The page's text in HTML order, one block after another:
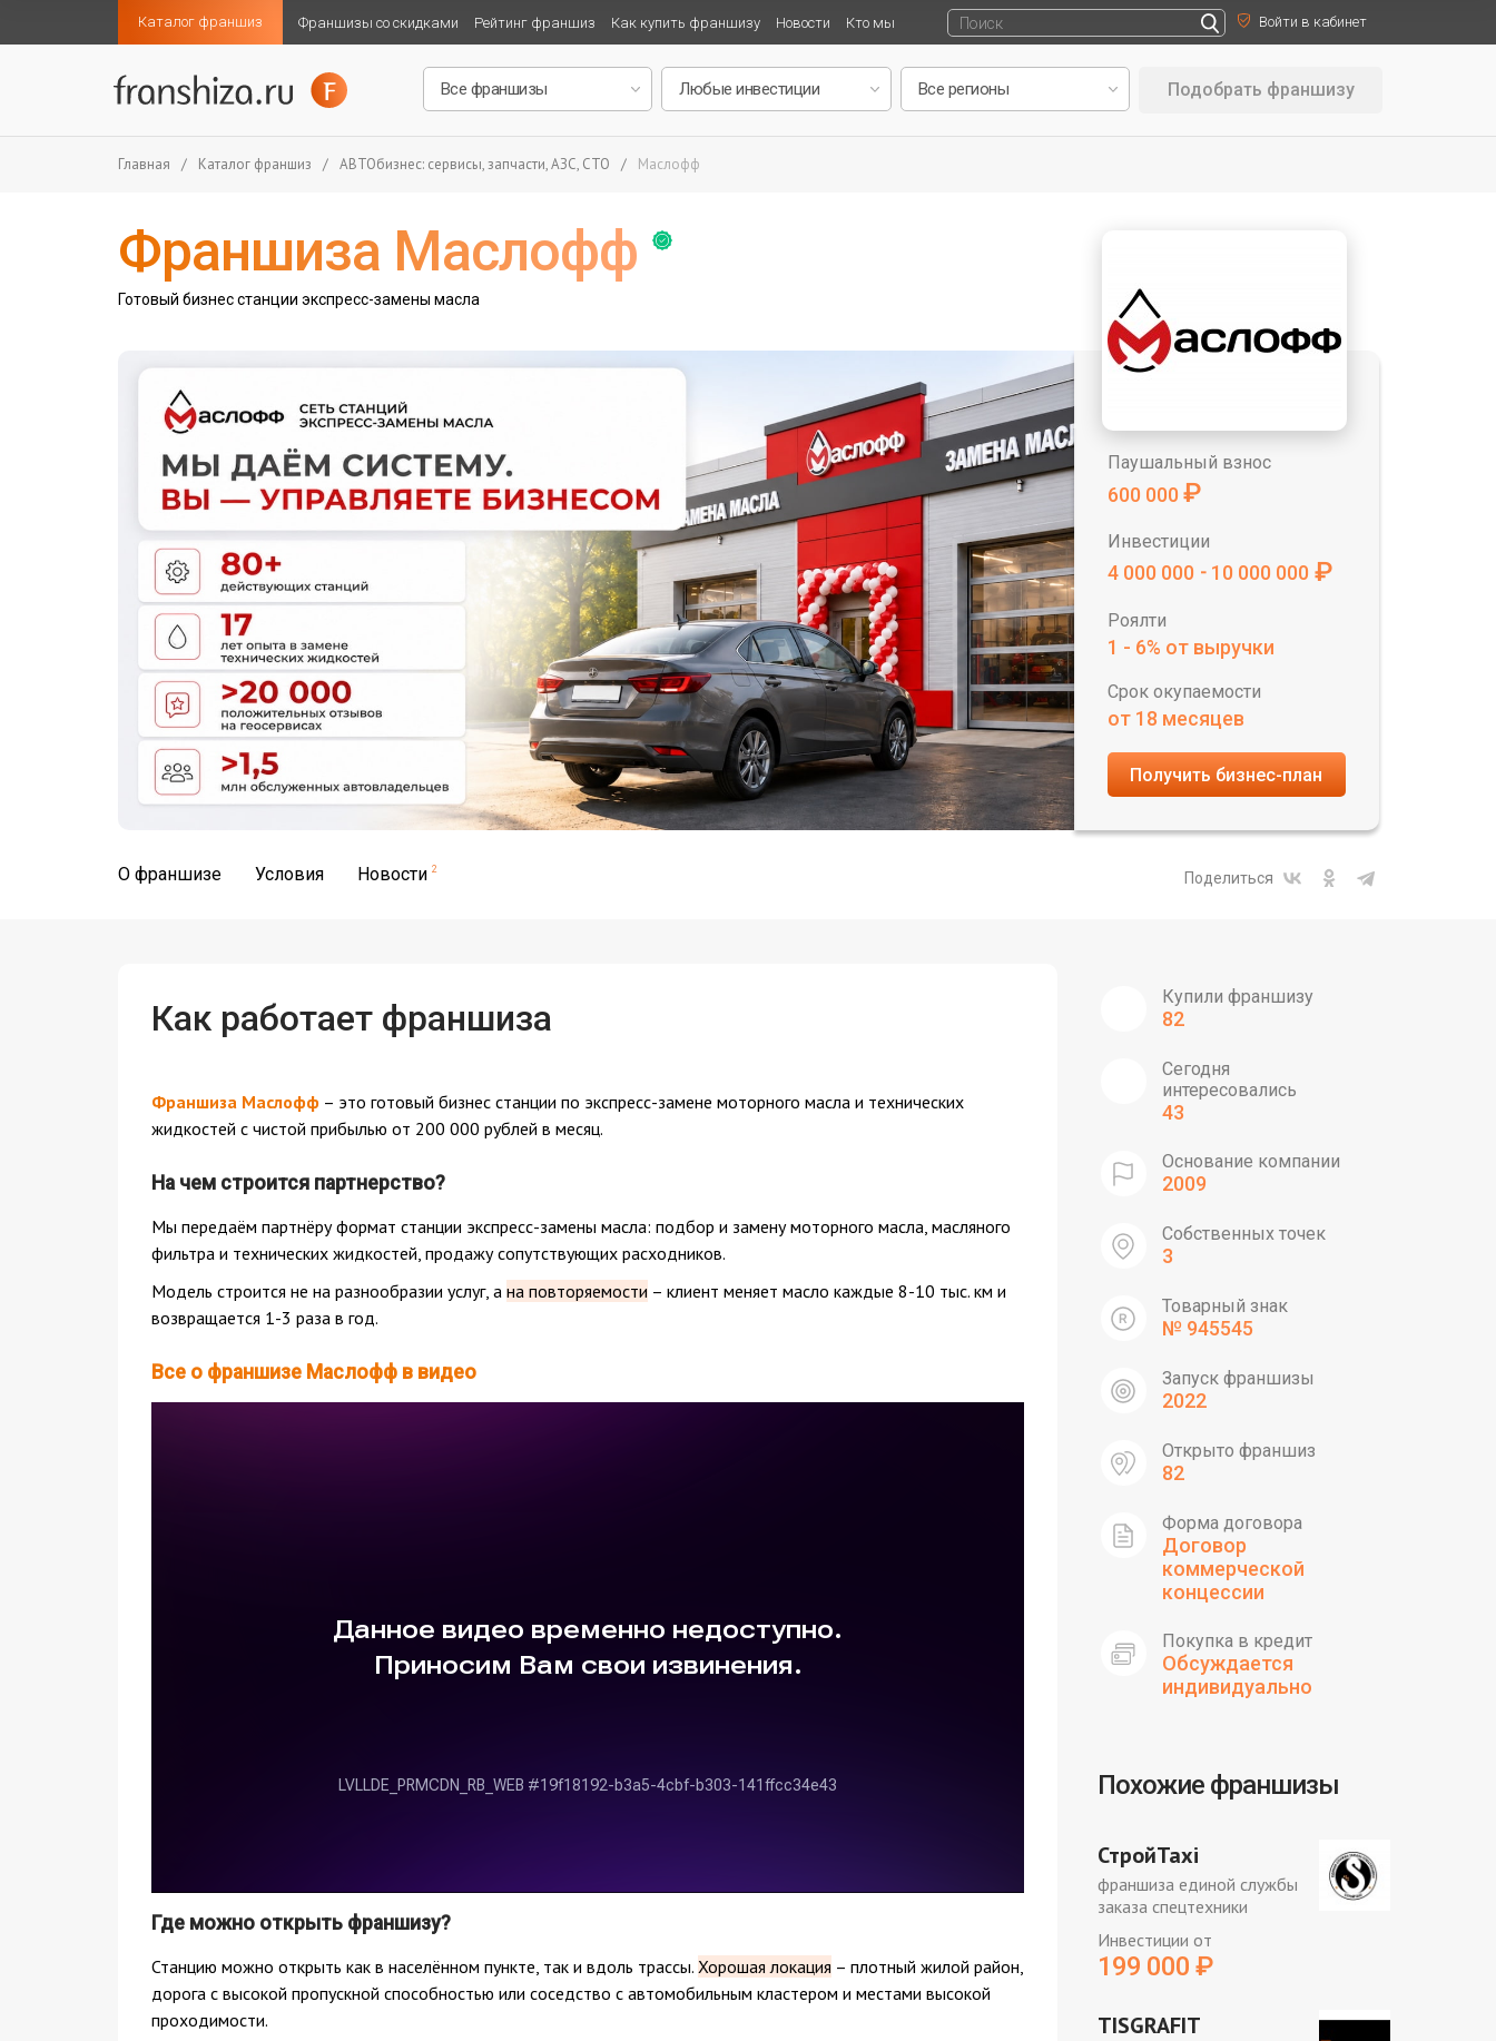
Каталог франшиз Франшизы со скидками Рейтинг франшиз Как купить франшизу Новости Кто мы Войти в кабинет
Подобрать франшизу
Главная / Каталог франшиз / АВТОбизнес: сервисы, запчасти, АЗС, СТО / Маслофф
Франшиза Маслофф
Готовый бизнес станции экспресс-замены масла
Паушальный взнос
600 000 ₽
Инвестиции
4 000 000 - 10 000 000 ₽
Роялти
1 - 6% от выручки
Срок окупаемости
от 18 месяцев
Получить бизнес-план
О франшизе Условия Новости 2 Поделиться
Как работает франшиза
Франшиза Маслофф– это готовый бизнес станции по экспресс-замене моторного масла и технических
жидкостей с чистой прибылью от 200 000 рублей в месяц.
На чем строится партнерство?
Мы передаём партнёру формат станции экспресс-замены масла: подбор и замену моторного масла, масляного
фильтра и технических жидкостей, продажу сопутствующих расходников.
Модель строится не на разнообразии услуг, а на повторяемости – клиент меняет масло каждые 8-10 тыс. км и
возвращается 1-3 раза в год.
Все о франшизе Маслофф в видео
Где можно открыть франшизу?
Станцию можно открыть как в населённом пункте, так и вдоль трассы. Хорошая локация – плотный жилой район,
дорога с высокой пропускной способностью или соседство с автомобильным кластером и местами высокой
проходимости.
Купили франшизу
82
Сегодня
интересовались
43
Основание компании
2009
Собственных точек
3
Товарный знак
№ 945545
Запуск франшизы
2022
Открыто франшиз
82
Форма договора
Договор
коммерческой
концессии
Покупка в кредит
Обсуждается
индивидуально
Похожие франшизы
СтройTaxi
франшиза единой службы
заказа спецтехники
Инвестиции от
199 000 ₽
TISGRAFIT